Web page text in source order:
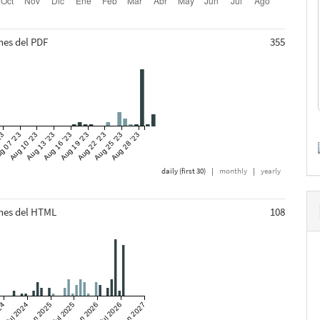
del PDF 355
'23
Aug 10 '23Aug 13 '23Aug 16 '23Aug 19 '23Aug 22 '23Aug 25 '23Aug 28 '23
daily (first 30) | monthly | yearly
del HTML 108
Jul 2024Jan 2025Jul 2025Jan 2026Jul 2026Jan 2027